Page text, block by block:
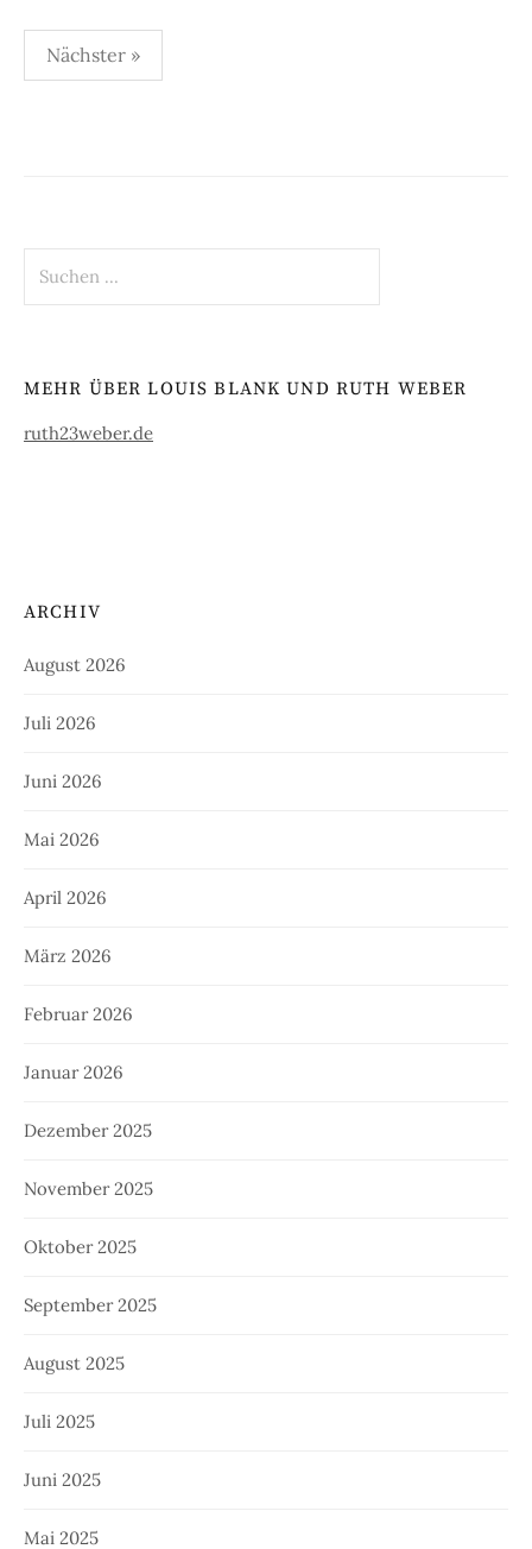
Beitragsnavigation
Nächster »
nach:
MEHR ÜBER LOUIS BLANK UND RUTH WEBER
ruth23weber.de
ARCHIV
August 2026
Juli 2026
Juni 2026
Mai 2026
April 2026
März 2026
Februar 2026
Januar 2026
Dezember 2025
November 2025
Oktober 2025
September 2025
August 2025
Juli 2025
Juni 2025
Mai 2025